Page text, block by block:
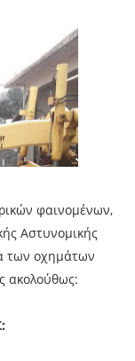
φαινομένων,
Αστυνομικής
των οχημάτων
ακολούθως: